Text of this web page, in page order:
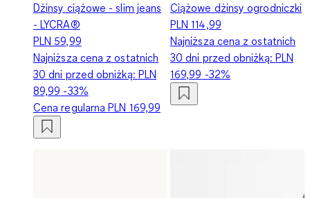
Dżinsy ciążowe - slim jeans
- LYCRA®
PLN 59,99
Najniższa cena z ostatnich
30 dni przed obniżką: PLN
89,99 -33%
Cena regularnaPLN 169,99
Ciążowe dżinsy ogrodniczki
PLN 114,99
Najniższa cena z ostatnich
30 dni przed obniżką: PLN
169,99 -32%